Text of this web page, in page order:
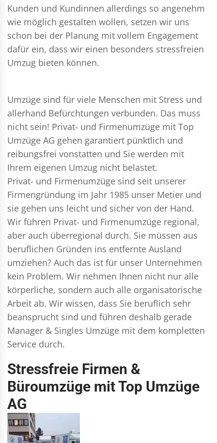
Kunden und Kundinnen allerdings so angenehm
wie möglich gestalten wollen, setzen wir uns
schon bei der Planung mit vollem Engagement
dafür ein, dass wir einen besonders stressfreien
Umzug bieten können.
Umzüge sind für viele Menschen mit Stress und
allerhand Befürchtungen verbunden. Das muss
nicht sein! Privat- und Firmenumzüge mit Top
Umzüge AG gehen garantiert pünktlich und
reibungsfrei vonstatten und Sie werden mit
Ihrem eigenen Umzug nicht belastet.
Privat- und Firmenumzüge sind seit unserer
Firmengründung im Jahr 1985 unser Metier und
sie gehen uns leicht und sicher von der Hand.
Wir führen Privat- und Firmenumzüge regional,
aber auch überregional durch. Sie müssen aus
beruflichen Gründen ins entfernte Ausland
umziehen? Auch das ist für unser Unternehmen
kein Problem. Wir nehmen Ihnen nicht nur alle
körperliche, sondern auch alle organisatorische
Arbeit ab. Wir wissen, dass Sie beruflich sehr
beansprucht sind und führen deshalb gerade
Manager & Singles Umzüge mit dem kompletten
Service durch.
Stressfreie Firmen &
Büroumzüge mit Top Umzüge
AG